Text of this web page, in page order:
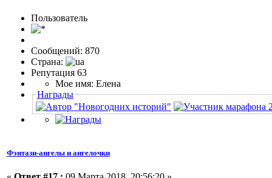
Пользовaтeль
Сообщений: 870
Страна:
Репутация 63
Мое имя: Елена
Награды
Фэнтази-ангелы и ангелочки